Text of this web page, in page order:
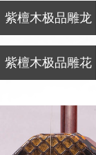
紫檀木极品雕龙
紫檀木极品雕花